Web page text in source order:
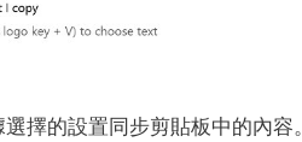
擇的設置同步剪貼板中的內容。